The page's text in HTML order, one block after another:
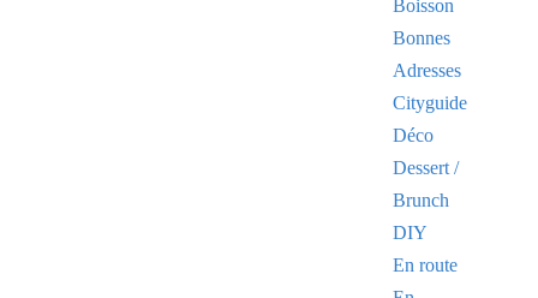
Boisson
Bonnes
Adresses
Cityguide
Déco
Dessert /
Brunch
DIY
En route